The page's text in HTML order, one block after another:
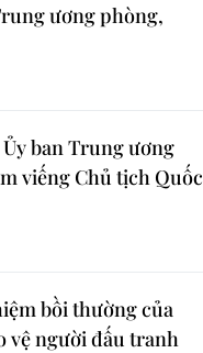
ương phòng,
ban Trung ương
viếng Chủ tịch Quốc
bồi thường của
vệ người đấu tranh